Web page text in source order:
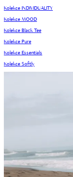
Kolekce INDIVIDUALITY
Kolekce MOOD
Kolekce Black Tee
Kolekce Pure
Kolekce Essentials
Kolekce Softly